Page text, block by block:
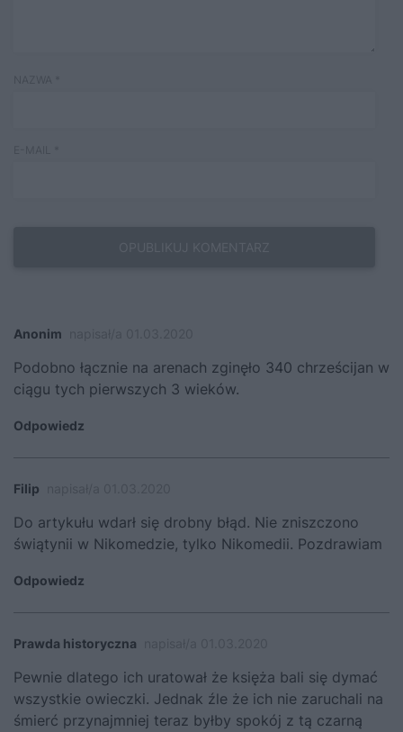
Anonim
Podobno łącznie na arenach zginęło 340 chrześcijan w
ciągu tych pierwszych 3 wieków.
Odpowiedz
Filip
Do artykułu wdarł się drobny błąd. Nie zniszczono
świątynii w Nikomedzie, tylko Nikomedii. Pozdrawiam
Odpowiedz
Prawda historyczna
Pewnie dlatego ich uratował że księża bali się dymać
wszystkie owieczki. Jednak źle że ich nie zaruchali na
śmierć przynajmniej teraz byłby spokój z tą czarną